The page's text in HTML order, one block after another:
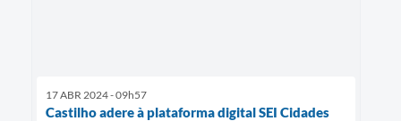
17 ABR 2024 - 09h57
Castilho adere à plataforma digital SEI Cidades